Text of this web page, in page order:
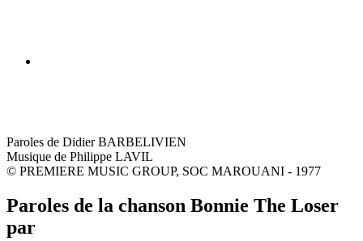
Paroles de Didier BARBELIVIEN
Musique de Philippe LAVIL
© PREMIERE MUSIC GROUP, SOC MAROUANI - 1977
Paroles de la chanson Bonnie The Loser
par